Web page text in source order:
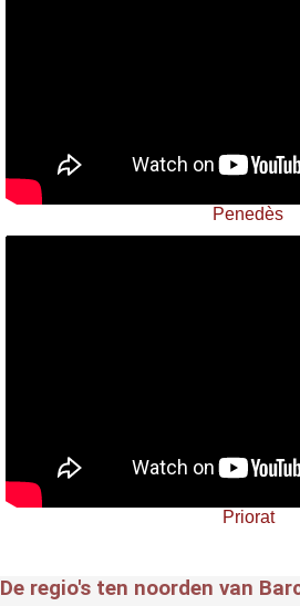
Penedès
Priorat
De regio's ten noorden van